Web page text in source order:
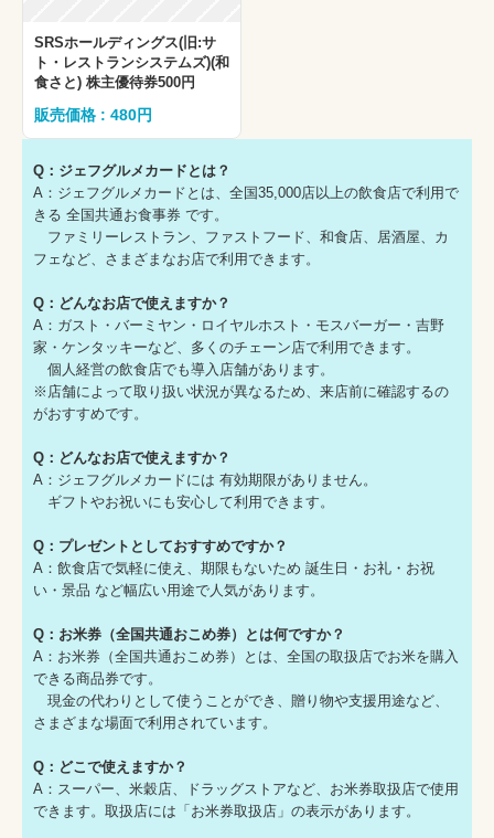
SRSホールディングス(旧:サ
ト・レストランシステムズ)(和
食さと) 株主優待券500円
販売価格 : 480円
Q：ジェフグルメカードとは？
A：ジェフグルメカードとは、全国35,000店以上の飲食店で利用で
きる 全国共通お食事券 です。
ファミリーレストラン、ファストフード、和食店、居酒屋、カ
フェなど、さまざまなお店で利用できます。
Q：どんなお店で使えますか？
A：ガスト・バーミヤン・ロイヤルホスト・モスバーガー・吉野
家・ケンタッキーなど、多くのチェーン店で利用できます。
個人経営の飲食店でも導入店舗があります。
※店舗によって取り扱い状況が異なるため、来店前に確認するの
がおすすめです。
Q：どんなお店で使えますか？
A：ジェフグルメカードには 有効期限がありません。
ギフトやお祝いにも安心して利用できます。
Q：プレゼントとしておすすめですか？
A：飲食店で気軽に使え、期限もないため 誕生日・お礼・お祝
い・景品 など幅広い用途で人気があります。
Q：お米券（全国共通おこめ券）とは何ですか？
A：お米券（全国共通おこめ券）とは、全国の取扱店でお米を購入
できる商品券です。
現金の代わりとして使うことができ、贈り物や支援用途など、
さまざまな場面で利用されています。
Q：どこで使えますか？
A：スーパー、米穀店、ドラッグストアなど、お米券取扱店で使用
できます。取扱店には「お米券取扱店」の表示があります。